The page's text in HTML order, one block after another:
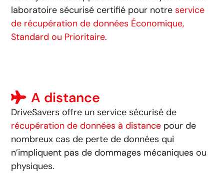
laboratoire sécurisé certifié pour notreservice
de récupération de données Économique,
Standard ou Prioritaire.
A distance
DriveSavers offre un service sécurisé de
récupération de données à distance pour de
nombreux cas de perte de données qui
n’impliquent pas de dommages mécaniques ou
physiques.